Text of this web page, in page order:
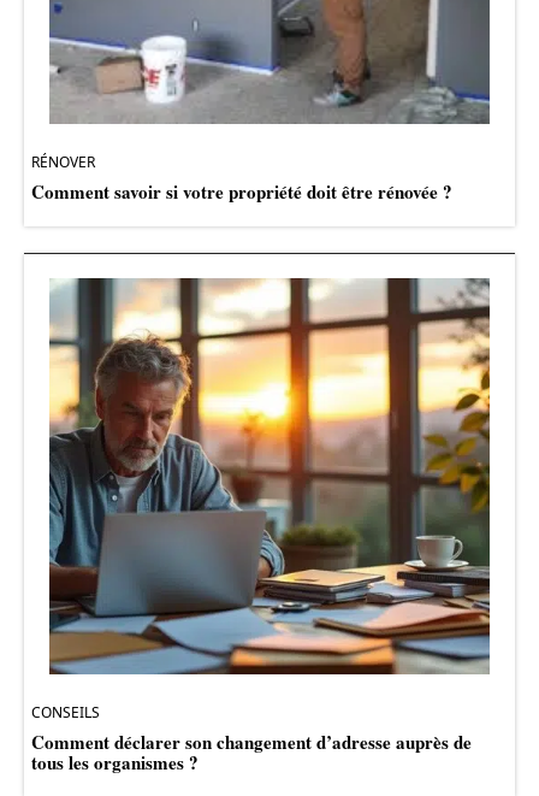
RÉNOVER
Comment savoir si votre propriété doit être rénovée ?
CONSEILS
Comment déclarer son changement d’adresse auprès de
tous les organismes ?